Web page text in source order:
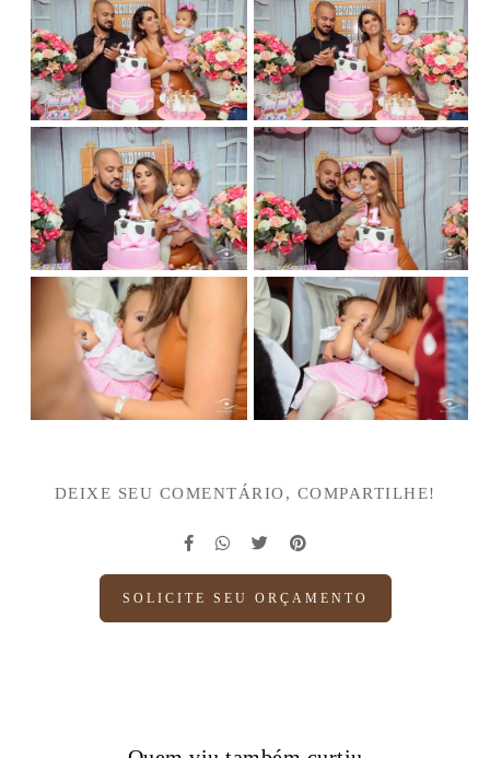
DEIXE SEU COMENTÁRIO, COMPARTILHE!
SOLICITE SEU ORÇAMENTO